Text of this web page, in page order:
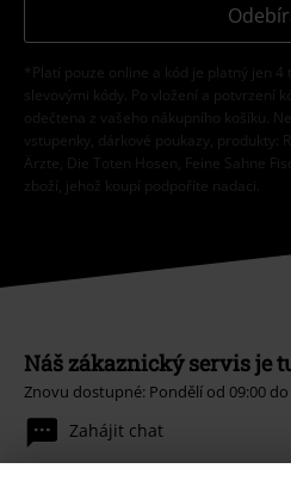
*Platí pouze online a kód je platný jen
slevovými kódy. Po vložení a potvrzení
odečtena z vašeho nákupního košíku.
vstupenky, dárkové poukazy, produkty:
Ärzte, Die Toten Hosen, Feine Sahne
zboží, jehož koupí podpoříte nadaci.
Náš zákaznický servis je
Znovu dostupné: Pondělí od 09:00 do
Zahájit chat